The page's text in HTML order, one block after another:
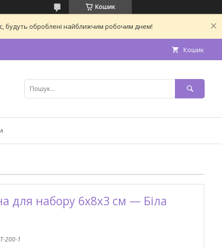
Кошик
будуть оброблені найближчим робочим днем!
Кошик
для набору 6х8х3 см — Біла
T-200-1